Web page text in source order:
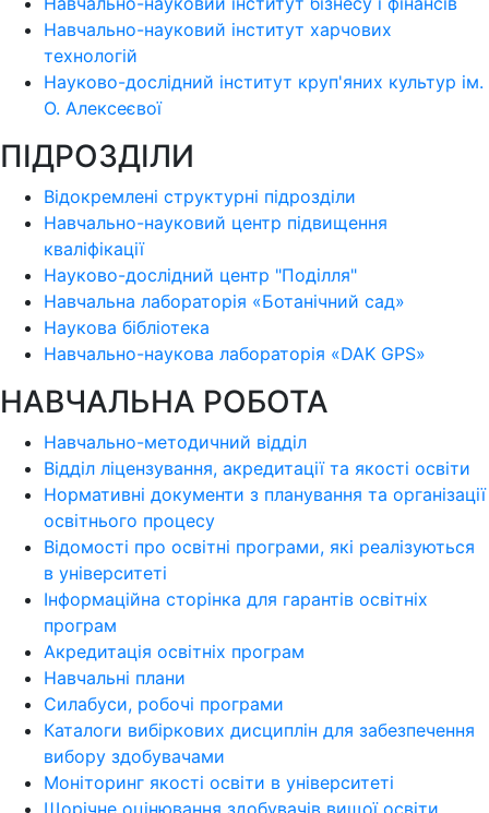
Навчально-науковий інститут харчових
технологій
Науково-дослідний інститут круп'яних культур ім.
О. Алексеєвої
ПІДРОЗДІЛИ
Відокремлені структурні підрозділи
Навчально-науковий центр підвищення
кваліфікації
Науково-дослідний центр "Поділля"
Навчальна лабораторія «Ботанічний сад»
Наукова бібліотека
Навчально-наукова лабораторія «DAK GPS»
НАВЧАЛЬНА РОБОТА
Навчально-методичний відділ
Відділ ліцензування, акредитації та якості освіти
Нормативні документи з планування та організації
освітнього процесу
Відомості про освітні програми, які реалізуються
в університеті
Інформаційна сторінка для гарантів освітніх
програм
Акредитація освітніх програм
Навчальні плани
Силабуси, робочі програми
Каталоги вибіркових дисциплін для забезпечення
вибору здобувачами
Моніторинг якості освіти в університеті
Щорічне оцінювання здобувачів вищої освіти